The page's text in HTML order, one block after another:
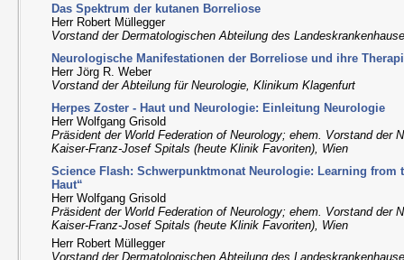
Das Spektrum der kutanen Borreliose
Herr Robert Müllegger
Vorstand der Dermatologischen Abteilung des
Neurologische Manifestationen der Borreliose und ihre
Herr Jörg R. Weber
Vorstand der Abteilung für Neurologie, Klinikum Klagenfurt
Herpes Zoster - Haut und Neurologie: Einleitung Neurologie
Herr Wolfgang Grisold
Präsident der World Federation of Neurology; ehem. Vorstand der
Kaiser-Franz-Josef Spitals (heute Klinik Favoriten), Wien
Science Flash: Schwerpunktmonat Neurologie: Learning from
Haut“
Herr Wolfgang Grisold
Präsident der World Federation of Neurology; ehem. Vorstand der
Kaiser-Franz-Josef Spitals (heute Klinik Favoriten), Wien
Herr Robert Müllegger
Vorstand der Dermatologischen Abteilung des